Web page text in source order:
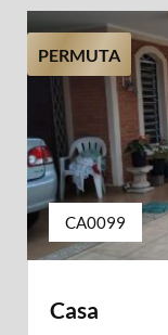
PERMUTA
CA0099
Casa